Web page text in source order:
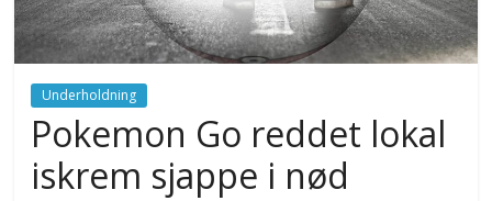
Underholdning
Pokemon Go reddet lokal
iskrem sjappe i nød